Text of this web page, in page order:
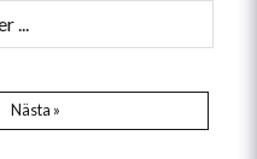
...
Nästa »